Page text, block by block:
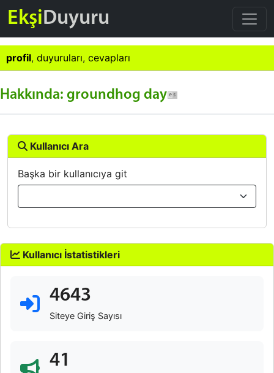
EkşiDuyuru
profil, duyuruları, cevapları
Hakkında: groundhog day
Kullanıcı Ara
Başka bir kullanıcıya git
Kullanıcı İstatistikleri
4643
Siteye Giriş Sayısı
41